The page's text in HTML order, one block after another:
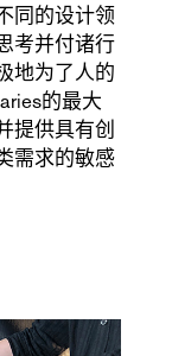
同的设计领
考并付诸行
地为了人的
的最大
提供具有创
需求的敏感